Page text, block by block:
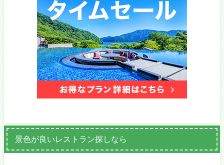
景色が良いレストラン探しなら